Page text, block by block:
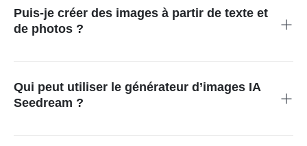
interprète les prompts avec plus de précision, limite les
résultats aléatoires et génère des images plus fidèles à
l’intention de l’utilisateur.
Puis-je créer des images à partir de texte et
de photos ?
Seedream pour transformer et affiner une photo existante avec
davantage de contrôle.
Qui peut utiliser le générateur d’images IA
Seedream ?